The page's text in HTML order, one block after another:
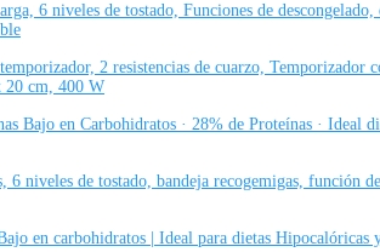
6 niveles de tostado, Funciones de
2 resistencias de cuarzo, Temporizador
20 cm, 400 W
Bajo en Carbohidratos · 28% de Proteínas · Ideal
niveles de tostado, bandeja recogemigas, función
en carbohidratos | Ideal para dietas Hipocalóricas